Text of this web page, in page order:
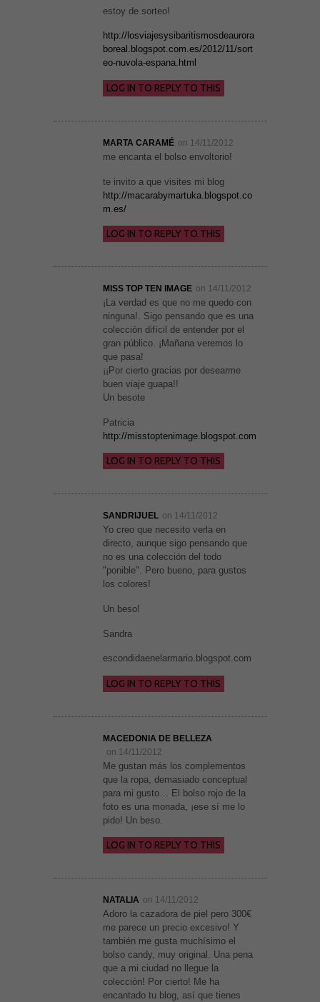
estoy de sorteo!
http://losviajesysibaritismosdeaurora
boreal.blogspot.com.es/2012/11/sort
eo-nuvola-espana.html
LOG IN TO REPLY TO THIS
MARTA CARAMÉ on 14/11/2012
me encanta el bolso envoltorio!
te invito a que visites mi blog
http://macarabymartuka.blogspot.co
m.es/
LOG IN TO REPLY TO THIS
MISS TOP TEN IMAGE on 14/11/2012
¡La verdad es que no me quedo con
ninguna!. Sigo pensando que es una
colección difícil de entender por el
gran público. ¡Mañana veremos lo
que pasa!
¡¡Por cierto gracias por desearme
buen viaje guapa!!
Un besote
Patricia
http://misstoptenimage.blogspot.com
LOG IN TO REPLY TO THIS
SANDRIJUEL on 14/11/2012
Yo creo que necesito verla en
directo, aunque sigo pensando que
no es una colección del todo
"ponible". Pero bueno, para gustos
los colores!
Un beso!
Sandra
escondidaenelarmario.blogspot.com
LOG IN TO REPLY TO THIS
MACEDONIA DE BELLEZA
on 14/11/2012
Me gustan más los complementos
que la ropa, demasiado conceptual
para mi gusto… El bolso rojo de la
foto es una monada, ¡ese sí me lo
pido! Un beso.
LOG IN TO REPLY TO THIS
NATALIA on 14/11/2012
Adoro la cazadora de piel pero 300€
me parece un precio excesivo! Y
también me gusta muchísimo el
bolso candy, muy original. Una pena
que a mi ciudad no llegue la
colección! Por cierto! Me ha
encantado tu blog, así que tienes
Necesarias
Estadísticas
Estas
cookies no
son
opcionales.
Son
necesarias